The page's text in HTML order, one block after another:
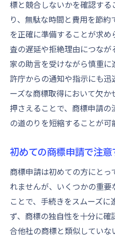
商標登録を効率化
標と競合しないかを確認する
り、無駄な時間と費用を節
を正確に準備することが求
査の遅延や拒絶理由につな
家の助言を受けながら慎重
許庁からの通知や指示にも
ーズな商標取得において欠
押さえることで、商標申請
の道のりを短縮することが可
初めての商標申請で注
商標申請は初めての方にと
れませんが、いくつかの重要
ことで、手続きをスムーズに
ず、商標の独自性を十分に
合他社の商標と類似してい